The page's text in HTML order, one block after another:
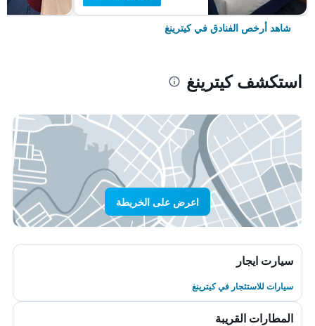
شاهد أرخص الفنادق في كيترينغ
استكشف كيترينغ
اعرض على الخريطة
سيارت ايجار
سيارات للاستئجار في كيترينغ
المطارات القريبة